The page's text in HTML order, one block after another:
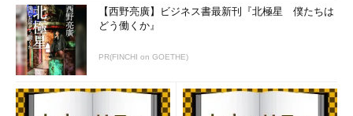
【西野亮廣】ビジネス書最新刊『北極星 僕たちは
どう働くか』
PR(FINCHI on GOETHE)